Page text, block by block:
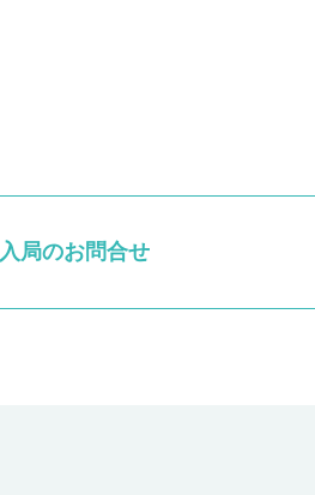
入局のお問合せ